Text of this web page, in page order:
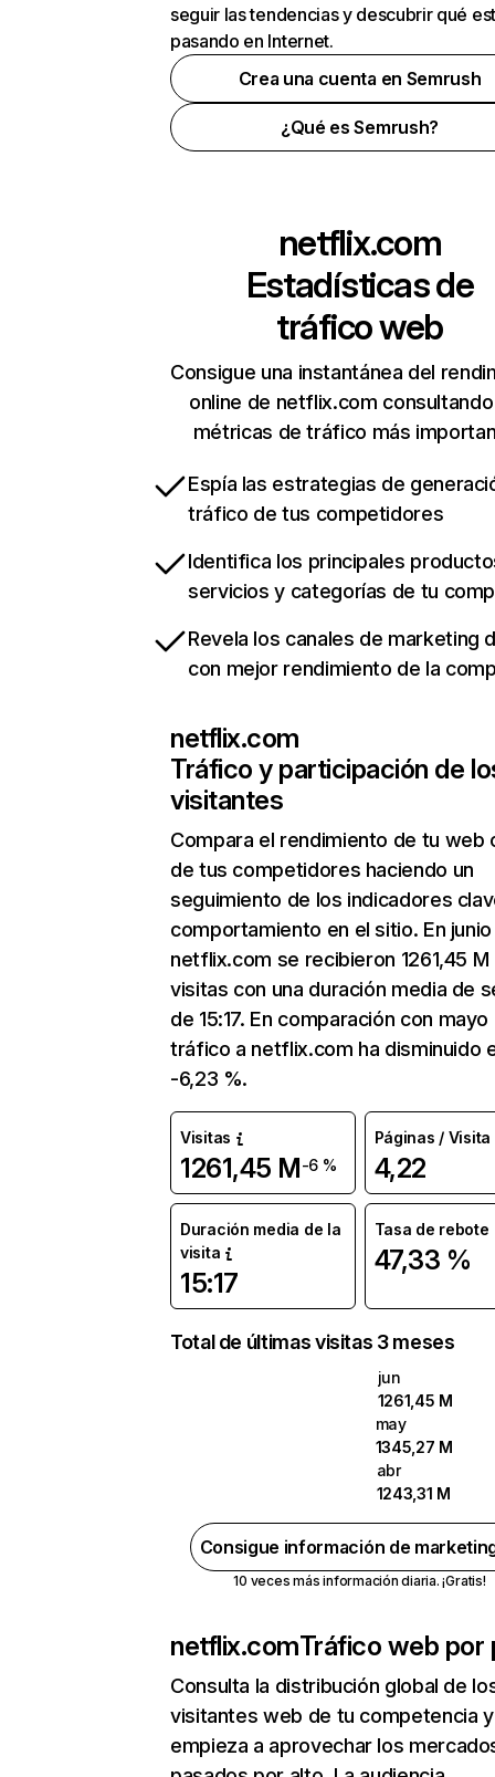
seguir las tendencias y descubrir qué
pasando en Internet.
Crea una cuenta en Semrush
¿Qué es Semrush?
netflix.com
Estadísticas de
tráfico web
Consigue una instantánea del
online de netflix.com
métricas de tráfico más
Espía las estrategias de
tráfico de tus competidores
Identifica los principales
servicios y categorías de tu
Revela los canales de marketing
con mejor rendimiento de la
netflix.com
Tráfico y participación de
visitantes
Compara el rendimiento de tu web
de tus competidores haciendo un
seguimiento de los indicadores
comportamiento en el sitio. En junio
netflix.com se recibieron 1261,45 M
visitas con una duración media de
de 15:17. En comparación con mayo
tráfico a netflix.com ha disminuido
-6,23 %.
Visitas
1261,45 M-6 %
Páginas / Visita
4,22
Duración media de la
visita
15:17
Tasa de rebote
47,33 %
Total de últimas visitas 3 meses
jun
1261,45 M
may
1345,27 M
abr
1243,31 M
Consigue información de
10 veces más información diaria. ¡Gratis!
netflix.comTráfico web por
Consulta la distribución global de
visitantes web de tu competencia y
empieza a aprovechar los